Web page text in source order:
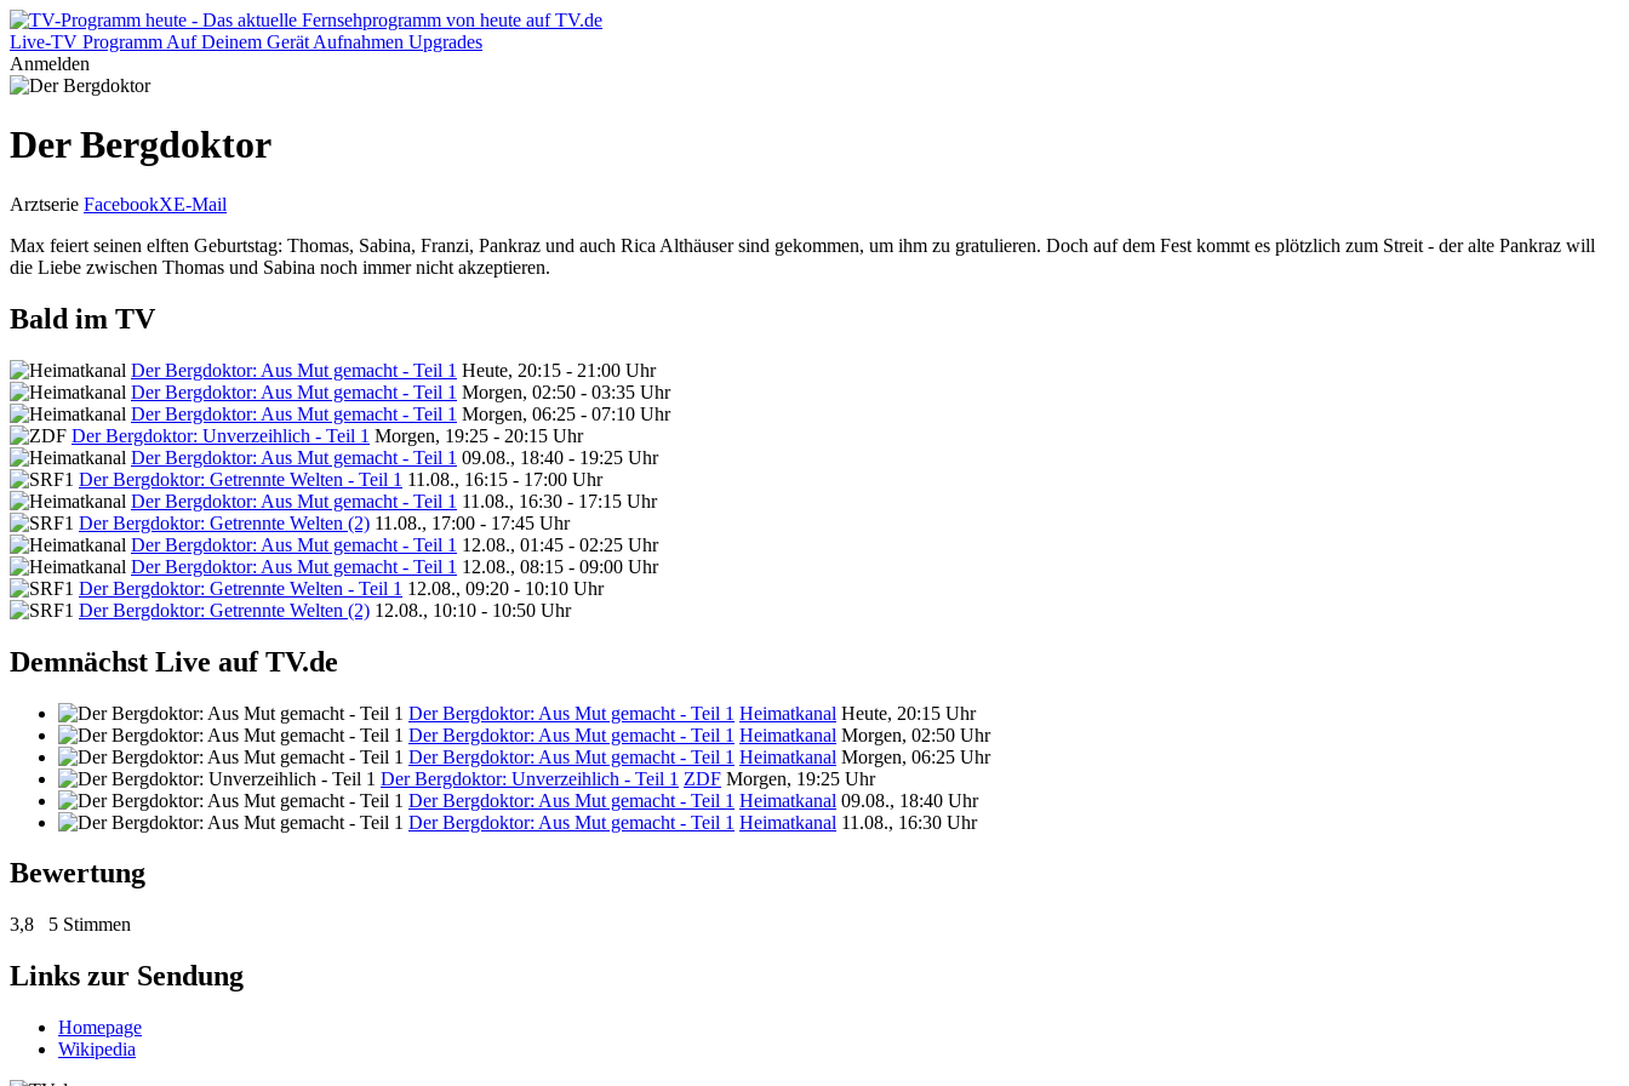
Live-TV Programm Auf Deinem Gerät Aufnahmen Upgrades
Anmelden
Der Bergdoktor
Arztserie FacebookXE-Mail
Max feiert seinen elften Geburtstag: Thomas, Sabina, Franzi, Pankraz und auch Rica Althäuser sind gekommen, um ihm zu gratulieren. Doch auf dem Fest kommt es plötzlich zum Streit - der alte Pankraz will
die Liebe zwischen Thomas und Sabina noch immer nicht akzeptieren.
Bald im TV
Der Bergdoktor: Aus Mut gemacht - Teil 1 Heute, 20:15 - 21:00 Uhr
Der Bergdoktor: Aus Mut gemacht - Teil 1 Morgen, 02:50 - 03:35 Uhr
Der Bergdoktor: Aus Mut gemacht - Teil 1 Morgen, 06:25 - 07:10 Uhr
Der Bergdoktor: Unverzeihlich - Teil 1 Morgen, 19:25 - 20:15 Uhr
Der Bergdoktor: Aus Mut gemacht - Teil 1 09.08., 18:40 - 19:25 Uhr
Der Bergdoktor: Getrennte Welten - Teil 1 11.08., 16:15 - 17:00 Uhr
Der Bergdoktor: Aus Mut gemacht - Teil 1 11.08., 16:30 - 17:15 Uhr
Der Bergdoktor: Getrennte Welten (2) 11.08., 17:00 - 17:45 Uhr
Der Bergdoktor: Aus Mut gemacht - Teil 1 12.08., 01:45 - 02:25 Uhr
Der Bergdoktor: Aus Mut gemacht - Teil 1 12.08., 08:15 - 09:00 Uhr
Der Bergdoktor: Getrennte Welten - Teil 1 12.08., 09:20 - 10:10 Uhr
Der Bergdoktor: Getrennte Welten (2) 12.08., 10:10 - 10:50 Uhr
Demnächst Live auf TV.de
Der Bergdoktor: Aus Mut gemacht - Teil 1 Heimatkanal Heute, 20:15 Uhr
Der Bergdoktor: Aus Mut gemacht - Teil 1 Heimatkanal Morgen, 02:50 Uhr
Der Bergdoktor: Aus Mut gemacht - Teil 1 Heimatkanal Morgen, 06:25 Uhr
Der Bergdoktor: Unverzeihlich - Teil 1 ZDF Morgen, 19:25 Uhr
Der Bergdoktor: Aus Mut gemacht - Teil 1 Heimatkanal 09.08., 18:40 Uhr
Der Bergdoktor: Aus Mut gemacht - Teil 1 Heimatkanal 11.08., 16:30 Uhr
Bewertung
3,8 5 Stimmen
Links zur Sendung
Homepage
Wikipedia